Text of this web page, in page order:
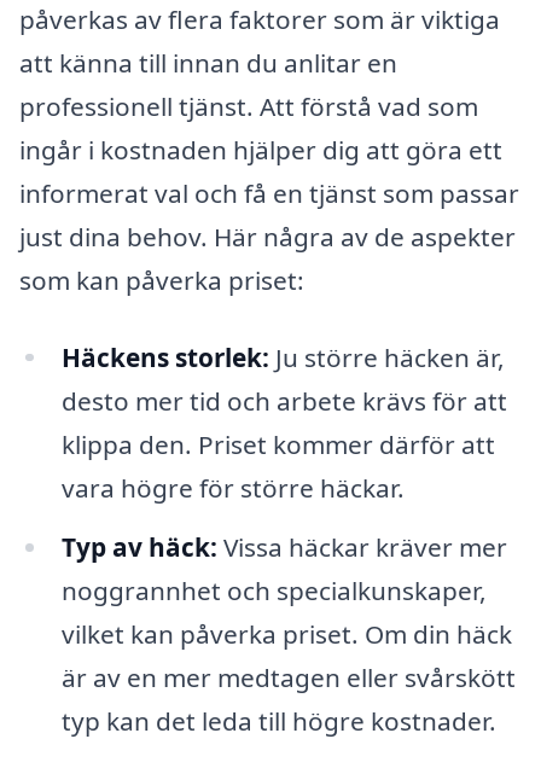
påverkas av flera faktorer som är viktiga
att känna till innan du anlitar en
professionell tjänst. Att förstå vad som
ingår i kostnaden hjälper dig att göra ett
informerat val och få en tjänst som passar
just dina behov. Här några av de aspekter
som kan påverka priset:
Häckens storlek: Ju större häcken är,
desto mer tid och arbete krävs för att
klippa den. Priset kommer därför att
vara högre för större häckar.
Typ av häck: Vissa häckar kräver mer
noggrannhet och specialkunskaper,
vilket kan påverka priset. Om din häck
är av en mer medtagen eller svårskött
typ kan det leda till högre kostnader.